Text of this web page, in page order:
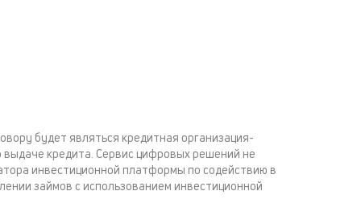
будет являться кредитная организация-
кредита. Сервис цифровых решений не
инвестиционной платформы по содействию в
займов с использованием инвестиционной